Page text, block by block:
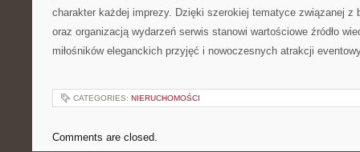
charakter każdej imprezy. Dzięki szerokiej tematyce związanej z
oraz organizacją wydarzeń serwis stanowi wartościowe źródło
miłośników eleganckich przyjęć i nowoczesnych atrakcji
CATEGORIES: NIERUCHOMOŚCI
Comments are closed.